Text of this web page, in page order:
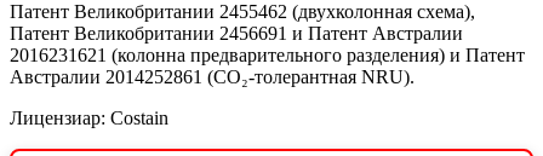
Патент Великобритании 2455462 (двухколонная схема),
Патент Великобритании 2456691 и Патент Австралии
2016231621 (колонна предварительного разделения) и Патент
Австралии 2014252861 (CO₂-толерантная NRU).
Лицензиар: Costain